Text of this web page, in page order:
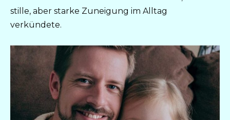
stille, aber starke Zuneigung im Alltag
verkündete.